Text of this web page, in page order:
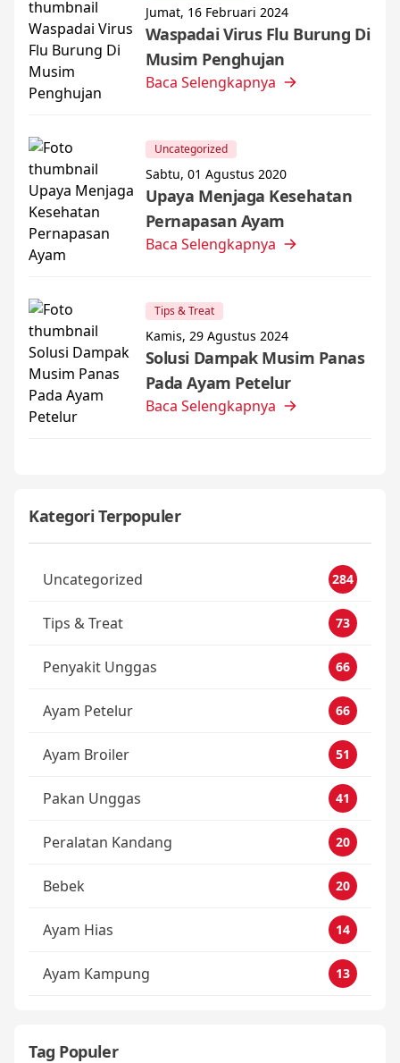
Jumat, 16 Februari 2024
Waspadai Virus Flu Burung Di
Musim Penghujan
Baca Selengkapnya
Uncategorized
Sabtu, 01 Agustus 2020
Upaya Menjaga Kesehatan
Pernapasan Ayam
Baca Selengkapnya
Tips & Treat
Kamis, 29 Agustus 2024
Solusi Dampak Musim Panas
Pada Ayam Petelur
Baca Selengkapnya
Kategori Terpopuler
Uncategorized 284
Tips & Treat 73
Penyakit Unggas 66
Ayam Petelur 66
Ayam Broiler 51
Pakan Unggas 41
Peralatan Kandang 20
Bebek 20
Ayam Hias 14
Ayam Kampung 13
Tag Populer